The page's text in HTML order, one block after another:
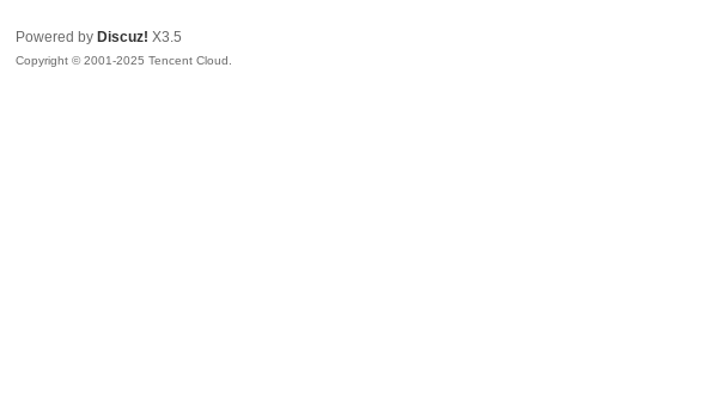
Powered by Discuz! X3.5
Copyright © 2001-2025 Tencent Cloud.